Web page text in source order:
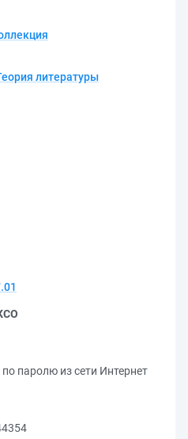
литературы
паролю из сети Интернет